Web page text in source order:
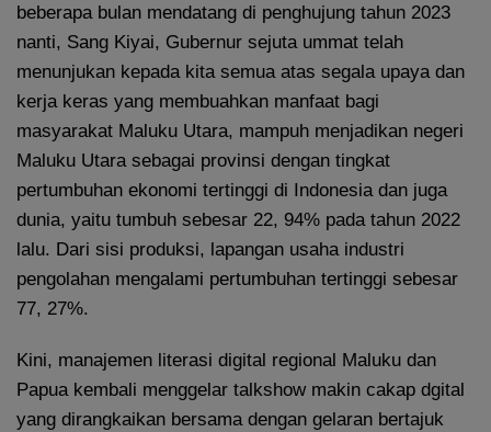
beberapa bulan mendatang di penghujung tahun 2023
nanti, Sang Kiyai, Gubernur sejuta ummat telah
menunjukan kepada kita semua atas segala upaya dan
kerja keras yang membuahkan manfaat bagi
masyarakat Maluku Utara, mampuh menjadikan negeri
Maluku Utara sebagai provinsi dengan tingkat
pertumbuhan ekonomi tertinggi di Indonesia dan juga
dunia, yaitu tumbuh sebesar 22, 94% pada tahun 2022
lalu. Dari sisi produksi, lapangan usaha industri
pengolahan mengalami pertumbuhan tertinggi sebesar
77, 27%.
Kini, manajemen literasi digital regional Maluku dan
Papua kembali menggelar talkshow makin cakap dgital
yang dirangkaikan bersama dengan gelaran bertajuk